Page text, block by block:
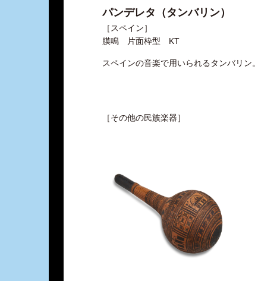
パンデレタ（タンバリン）
［スペイン］
膜鳴 片面枠型 KT
スペインの音楽で用いられるタンバリン。
［その他の民族楽器］